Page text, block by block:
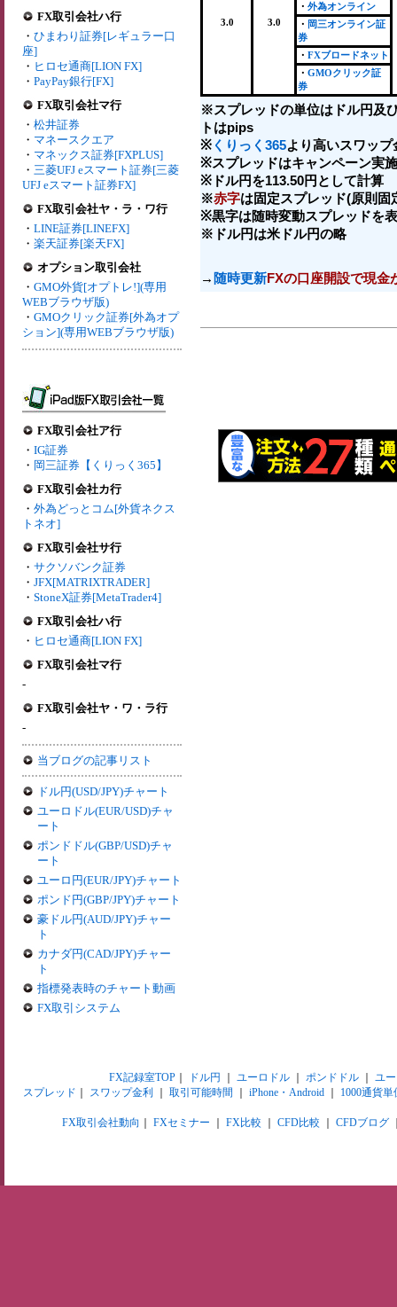
FX取引会社ハ行
・ ひまわり証券[レギュラー口
座]
・ ヒロセ通商[LION FX]
・ PayPay銀行[FX]
FX取引会社マ行
・ 松井証券
・ マネースクエア
・ マネックス証券[FXPLUS]
・ 三菱UFJ eスマート証券[三菱
UFJ eスマート証券FX]
FX取引会社ヤ・ラ・ワ行
・ LINE証券[LINEFX]
・ 楽天証券[楽天FX]
オプション取引会社
・ GMO外貨[オプトレ!](専用
WEBブラウザ版)
・ GMOクリック証券[外為オプ
ション](専用WEBブラウザ版)
FX取引会社ア行
・ IG証券
・ 岡三証券【くりっく365】
FX取引会社カ行
・ 外為どっとコム[外貨ネクス
トネオ]
FX取引会社サ行
・ サクソバンク証券
・ JFX[MATRIXTRADER]
・ StoneX証券[MetaTrader4]
FX取引会社ハ行
・ ヒロセ通商[LION FX]
FX取引会社マ行
-
FX取引会社ヤ・ワ・ラ行
-
当ブログの記事リスト
ドル円(USD/JPY)チャート
ユーロドル(EUR/USD)チャ
ート
ポンドドル(GBP/USD)チャ
ート
ユーロ円(EUR/JPY)チャート
ポンド円(GBP/JPY)チャート
豪ドル円(AUD/JPY)チャー
ト
カナダ円(CAD/JPY)チャー
ト
指標発表時のチャート動画
FX取引システム
3.0 3.0
・ 外為オンライン
・ 岡三オンライン証
券
・ FXブロードネット
・ GMOクリック証
券
※スプレッドの単位はドル円及
トはpips
※ くりっく365より高いスワップ
※スプレッドはキャンペーン実
※ドル円を113.50円として計算
※赤字は固定スプレッド(原則固
※黒字は随時変動スプレッドを
※ドル円は米ドル円の略
→ 随時更新FXの口座開設で現金
FX記録室TOP｜ ドル円 ユーロドル｜ ポンドドル｜ ユ
スプレッド
スワップ金利 取引可能時間 iPhone・Android 1000通貨単
FX取引会社動向 FXセミナー FX比較 CFD比較 CFDブログ